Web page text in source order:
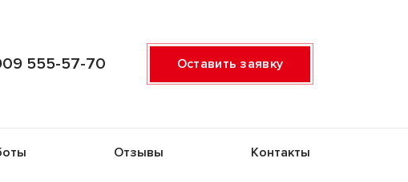
555-57-70 Оставить заявку
Отзывы Контакты